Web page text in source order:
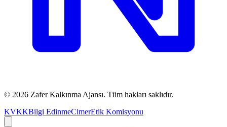
© 2026 Zafer Kalkınma Ajansı. Tüm hakları saklıdır.
KVKKBilgi EdinmeCimerEtik Komisyonu